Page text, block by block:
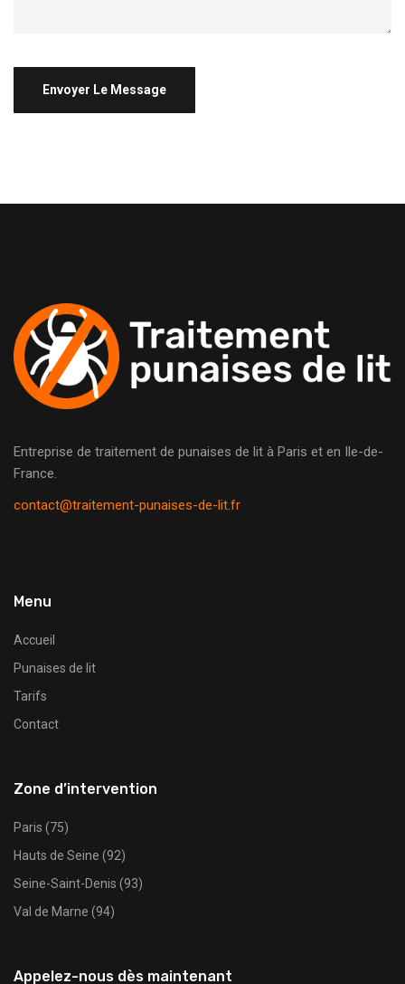
Entreprise de traitement de punaises de lit à Paris et en Ile-de-
France.
contact@traitement-punaises-de-lit.fr
Menu
Accueil
Punaises de lit
Tarifs
Contact
Zone d’intervention
Paris (75)
Hauts de Seine (92)
Seine-Saint-Denis (93)
Val de Marne (94)
Appelez-nous dès maintenant